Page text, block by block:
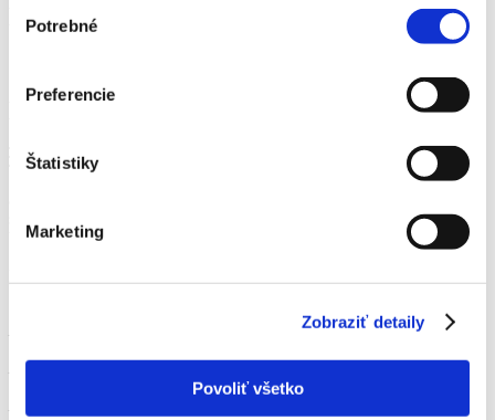
súhlasu
Potrebné
Preferencie
Štatistiky
Marketing
Zobraziť detaily
Povoliť všetko
Detský Železný Hasič 30.9.
Detský Železný Hasič 30.9.
Menu
deň s Dobrovoľným Hasičským Zborom
Veľká.
– základy prvej pomoci